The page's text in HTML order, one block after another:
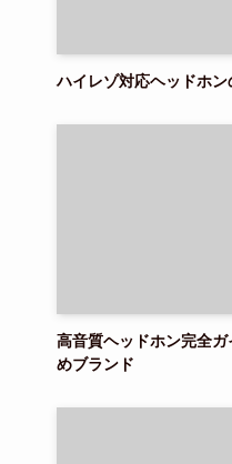
ハイレゾ対応ヘッドホ
高音質ヘッドホン完全
めブランド